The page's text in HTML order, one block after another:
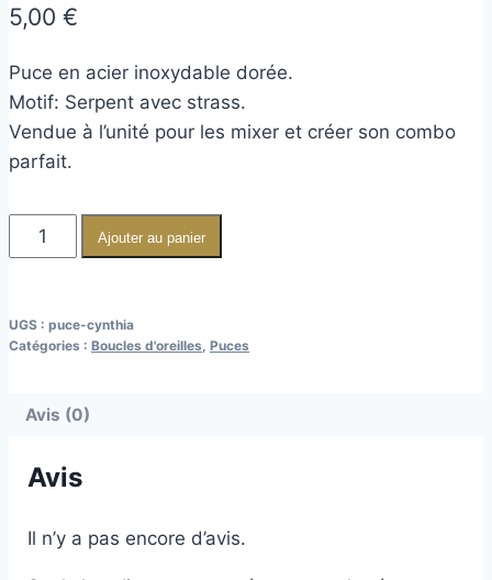
5,00 €
Puce en acier inoxydable dorée.
Motif: Serpent avec strass.
Vendue à l’unité pour les mixer et créer son combo
parfait.
Ajouter au panier
UGS : puce-cynthia
Catégories : Boucles d'oreilles Puces
Avis (0)
Avis
Il n’y a pas encore d’avis.